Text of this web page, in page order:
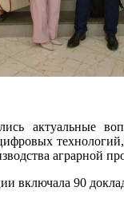
аграрной
90